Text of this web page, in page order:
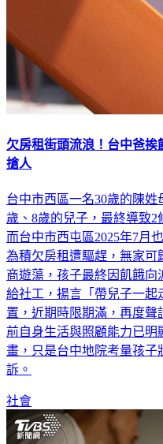
欠房租街頭流浪！台中爸
搶人
台中市西區一名30歲的陳
歲、8歲的兒子，最終導致2
而台中市西屯區2025年7月
為積欠房租遭驅趕，無家可
商遊蕩，孩子最終因飢餓
給社工，揚言「帶兒子一起
置，近期時限期滿，再度聲
前自身生活與照顧能力已
畫，只是台中地院考量孩子
訴。
社會